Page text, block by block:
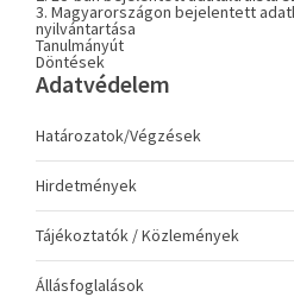
3. Magyarországon bejelentett
nyilvántartása
Tanulmányút
Döntések
Adatvédelem
Határozatok/Végzések
Hirdetmények
Tájékoztatók / Közlemények
Állásfoglalások